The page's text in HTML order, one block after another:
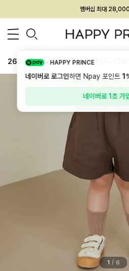
회원전용 아울렛, 가입하
멤버십 최대
26SS 신상 BEST BABY[6~12M]
1 / 6
HAPPY PRINCE
네이버로 로그인하면 Npay 포인트
네이버로 1초 가